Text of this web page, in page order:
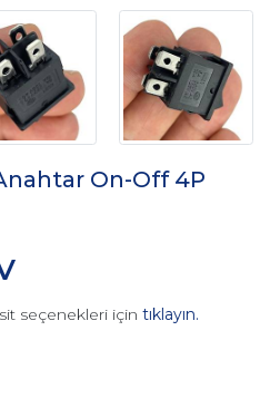
On-Off 4P
seçenekleri için tıklayın.